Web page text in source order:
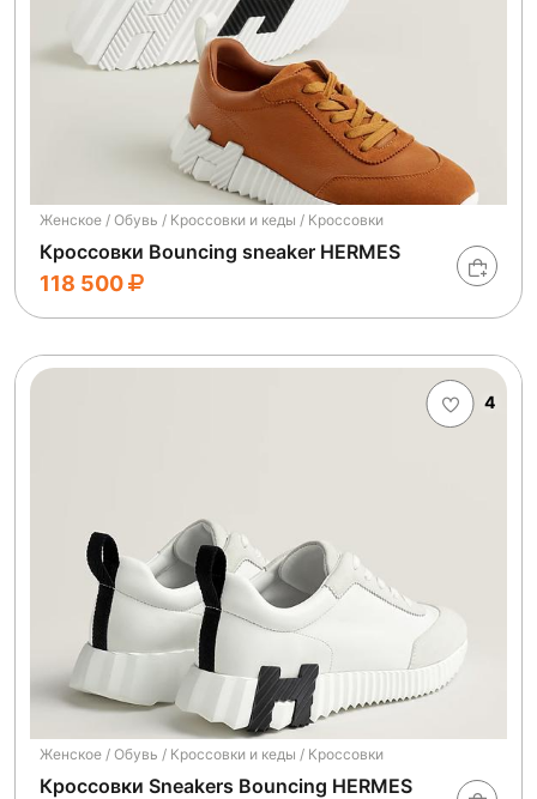
Женское / Обувь / Кроссовки и кеды / Кроссовки
Кроссовки Bouncing sneaker HERMES
118 500
4
Женское / Обувь / Кроссовки и кеды / Кроссовки
Кроссовки Sneakers Bouncing HERMES